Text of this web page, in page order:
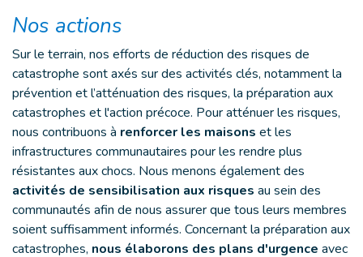
Nos actions
Sur le terrain, nos efforts de réduction des risques de
catastrophe sont axés sur des activités clés, notamment la
prévention et l’atténuation des risques, la préparation aux
catastrophes et l'action précoce. Pour atténuer les risques,
nous contribuons à renforcer les maisons et les
infrastructures communautaires pour les rendre plus
résistantes aux chocs. Nous menons également des
activités de sensibilisation aux risques au sein des
communautés afin de nous assurer que tous leurs membres
soient suffisamment informés. Concernant la préparation aux
catastrophes, nous élaborons des plans d'urgence avec